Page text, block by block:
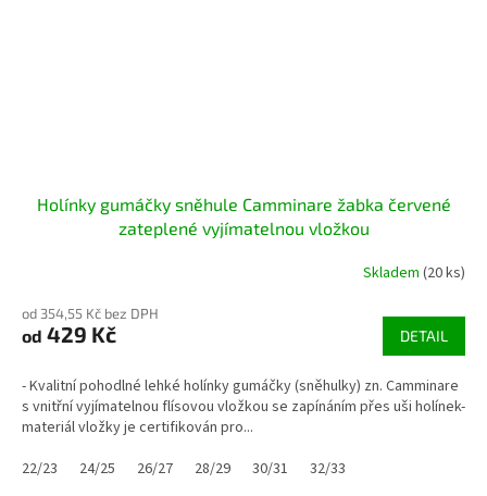
Holínky gumáčky sněhule Camminare žabka červené
zateplené vyjímatelnou vložkou
Skladem (20 ks)
od 354,55 Kč bez DPH
od 429 Kč DETAIL
- Kvalitní pohodlné lehké holínky gumáčky (sněhulky) zn. Camminare
s vnitřní vyjímatelnou flísovou vložkou se zapínáním přes uši holínek-
materiál vložky je certifikován pro...
22/23
24/25 26/27 28/29 30/31 32/33